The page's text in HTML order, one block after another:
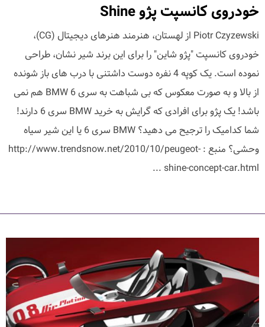
خودروی کانسپت پژو Shine
Piotr Czyzewski از لهستان، هنرمند هنرهای دیجیتال (CG)،
خودروی کانسپت "پژو شاین" را برای این برند شیر نشان، طراحی
نموده است. یک کوپه 4 نفره دوست داشتنی با درب های باز شونده
از بالا و به صورت معکوس که بی شباهت به سری 6 BMW هم نمی
باشد! یک پژو برای افرادی که گرایش به خرید BMW سری 6 دارند!
شما کدامیک را ترجیح می دهید؟ BMW سری 6 یا این شیر سیاه
وحشی؟ منبع : http://www.trendsnow.net/2010/10/peugeot-
shine-concept-car.html ...